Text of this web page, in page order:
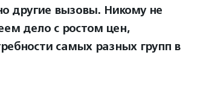
другие вызовы. Никому не
дело с ростом цен,
самых разных групп в